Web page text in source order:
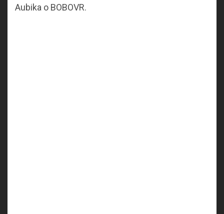
Aubika o BOBOVR.